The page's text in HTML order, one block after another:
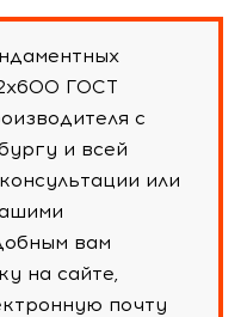
ГОСТ
с
и всей
или
вам
на сайте,
почту